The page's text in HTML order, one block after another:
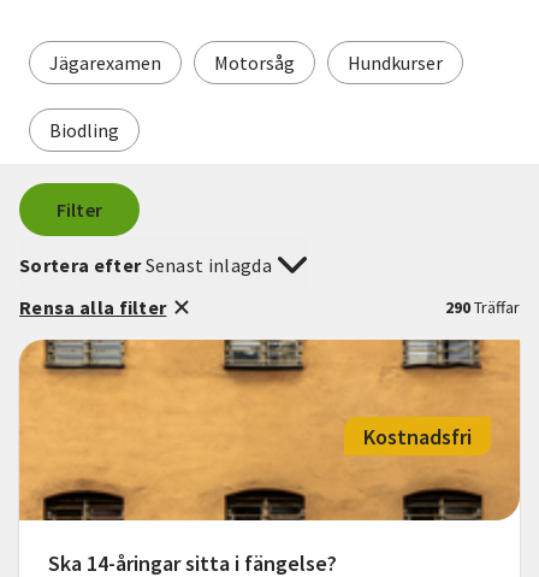
Jägarexamen Motorsåg Hundkurser
Biodling
Filter
290Träffar
Sortera efterSenast inlagda
Rensa alla filter
Ska 14-åringar sitta i fängelse?
Kostnadsfri